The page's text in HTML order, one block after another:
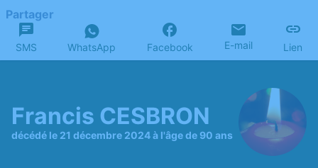
Partager
SMS WhatsApp Facebook E-mail Lien
Francis CESBRON
décédé le 21 décembre 2024 à l'âge de 90 ans